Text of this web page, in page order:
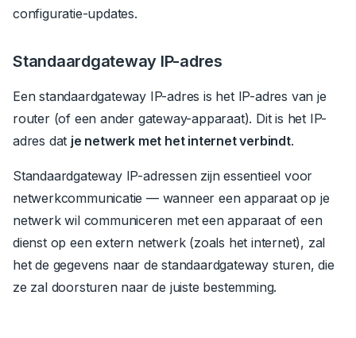
configuratie-updates.
Standaardgateway IP-adres
Een standaardgateway IP-adres is het IP-adres van je
router (of een ander gateway-apparaat). Dit is het IP-
adres dat je netwerk met het internet verbindt.
Standaardgateway IP-adressen zijn essentieel voor
netwerkcommunicatie — wanneer een apparaat op je
netwerk wil communiceren met een apparaat of een
dienst op een extern netwerk (zoals het internet), zal
het de gegevens naar de standaardgateway sturen, die
ze zal doorsturen naar de juiste bestemming.